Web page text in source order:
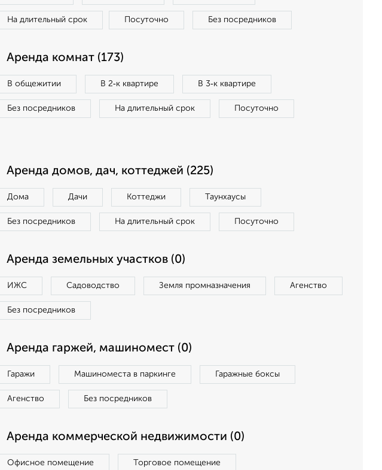
На длительный срок Посуточно Без посредников
Аренда комнат (173)
В общежитии В 2‑к квартире В 3‑к квартире
Без посредников На длительный срок Посуточно
Аренда домов, дач, коттеджей (225)
Дома Дачи Коттеджи Таунхаусы
Без посредников На длительный срок Посуточно
Аренда земельных участков (0)
ИЖС Садоводство Земля промназначения Агенство
Без посредников
Аренда гаржей, машиномест (0)
Гаражи Машиноместа в паркинге Гаражные боксы
Агенство Без посредников
Аренда коммерческой недвижимости (0)
Офисное помещение Торговое помещение